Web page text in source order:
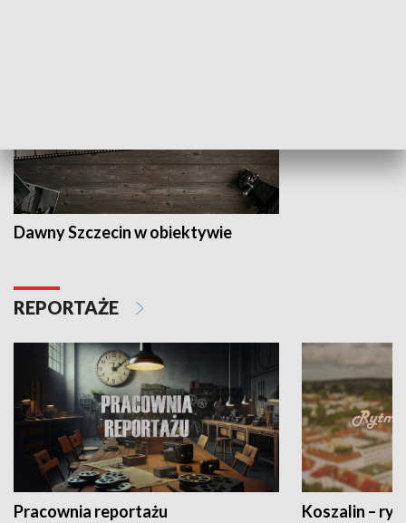
Dawny Szczecin w obiektywie
REPORTAŻE
Pracownia reportażu Koszalin –